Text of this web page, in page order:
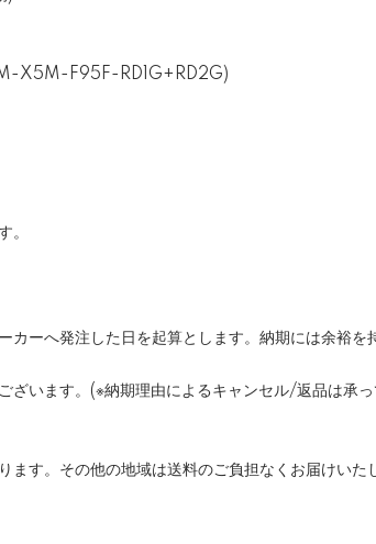
X5M-F95F-RD1G+RD2G)
。
ーへ発注した日を起算とします。納期には余裕を
ざいます。(※納期理由によるキャンセル/返品は承
ます。その他の地域は送料のご負担なくお届けいた